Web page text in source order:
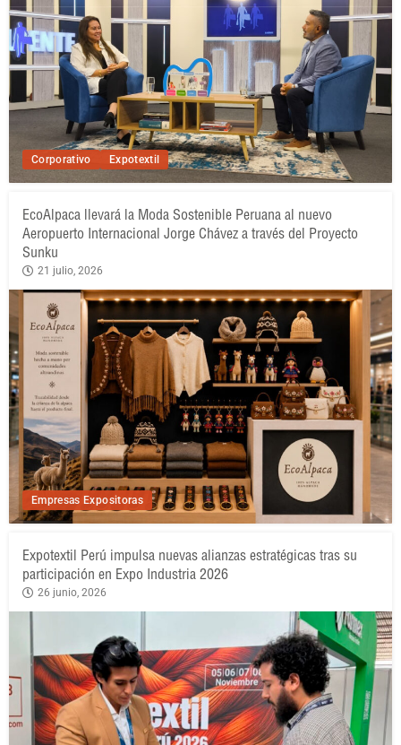
Corporativo Expotextil
Empresas Expositoras
EcoAlpaca llevará la Moda Sostenible Peruana al nuevo
Aeropuerto Internacional Jorge Chávez a través del Proyecto
Sunku
21 julio, 2026
Expotextil Perú impulsa nuevas alianzas estratégicas tras su
participación en Expo Industria 2026
26 junio, 2026